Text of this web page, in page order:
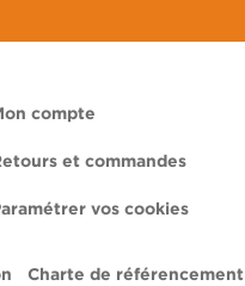
compte
et commandes
vos cookies
Charte de référencement